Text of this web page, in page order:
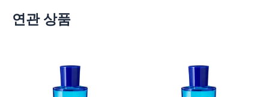
연관 상품